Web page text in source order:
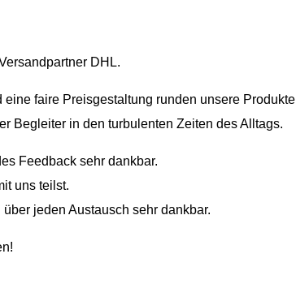
DHL.
faire Preisgestaltung runden unsere Produkte
Begleiter in den turbulenten Zeiten des Alltags.
Feedback sehr dankbar.
uns teilst.
jeden Austausch sehr dankbar.